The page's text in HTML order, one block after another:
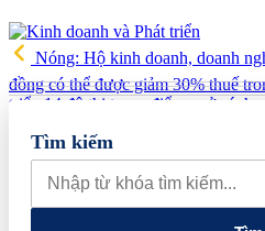
Nóng: Hộ kinh doanh, doanh
đồng có thể được giảm 30% thuế
triển 14 đô thị trọng điểm, mở cánh
Vua quạt Trần Đình Tiệp:
tiếng và vướng vòng lao lý
520 gian hàng, thúc đẩy kết nối
giới
Thiết kế kiến trúc biểu
vinh danh tại Dot Property Awards
Tìm kiếm